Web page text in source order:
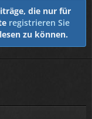
die nur für
registrieren Sie
zu können.